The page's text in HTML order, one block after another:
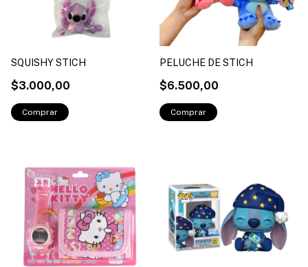
SQUISHY STICH
$3.000,00
PELUCHE DE STICH
$6.500,00